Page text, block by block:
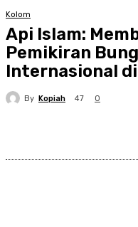
Kolom
Api Islam:
Pemikiran
Internasional
By Kopiah 47 0